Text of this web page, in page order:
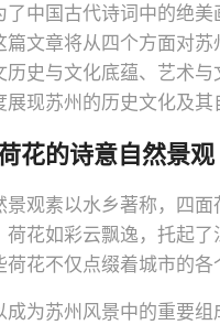
了中国古代诗词中的绝
篇文章将从四个方面对
历史与文化底蕴、艺术
展现苏州的历史文化及
花的诗意自然景观
景观素以水乡著称，四
荷花如彩云飘逸，托起
荷花不仅点缀着城市的各
成为苏州风景中的重要